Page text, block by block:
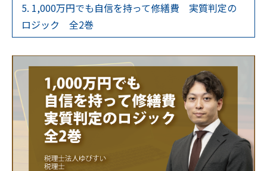
5. 1,000万円でも自信を持って修繕費 実質判定の
ロジック 全2巻